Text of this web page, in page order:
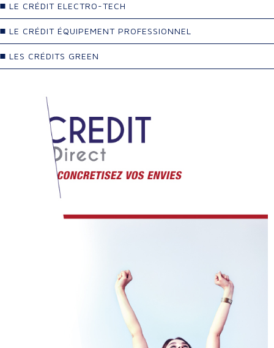
LE CRÉDIT ELECTRO-TECH
LE CRÉDIT ÉQUIPEMENT PROFESSIONNEL
LES CRÉDITS GREEN